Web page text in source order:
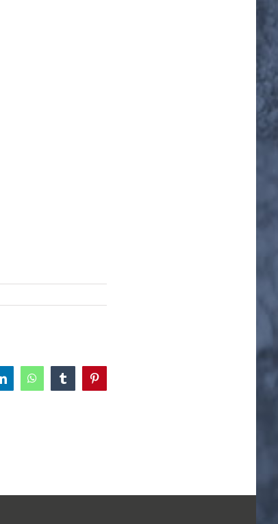
LinkedInWhatsAppTumblrPinterest